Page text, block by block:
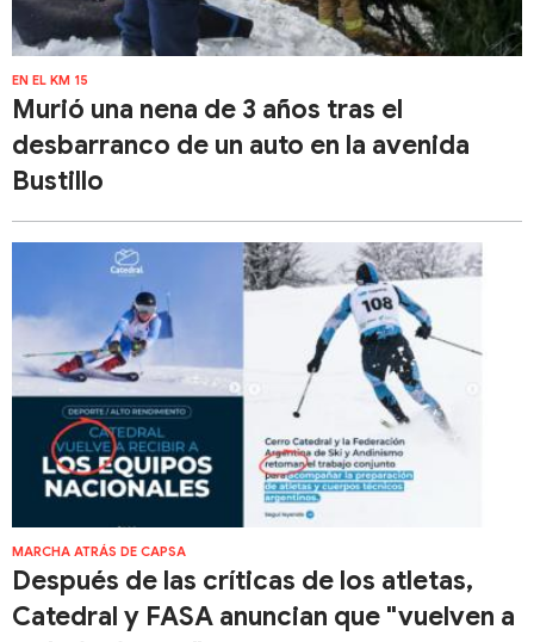
EN EL KM 15
Murió una nena de 3 años tras el
desbarranco de un auto en la avenida
Bustillo
MARCHA ATRÁS DE CAPSA
Después de las críticas de los atletas,
Catedral y FASA anuncian que "vuelven a